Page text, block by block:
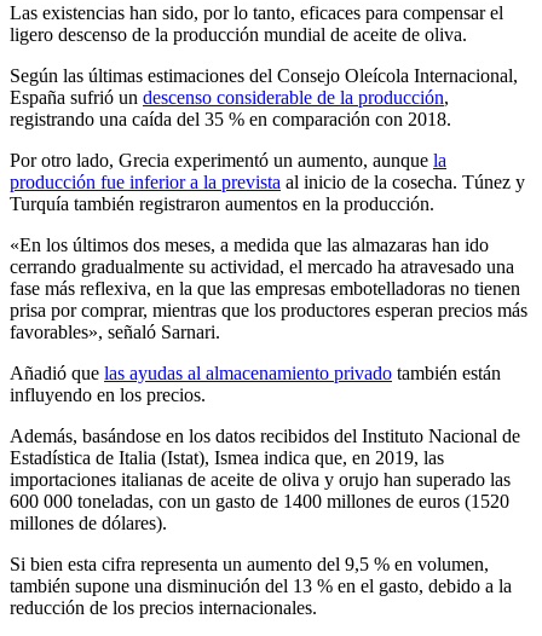
Las existencias han sido, por lo tanto, eficaces para compensar el
ligero descenso de la producción mundial de aceite de oliva.
Según las últimas estimaciones del Consejo Oleícola Internacional,
España sufrió un descenso considerable de la producción,
registrando una caída del 35 % en comparación con 2018.
Por otro lado, Grecia experimentó un aumento, aunque la
producción fue inferior a la prevista al inicio de la cosecha. Túnez y
Turquía también registraron aumentos en la producción.
«En los últimos dos meses, a medida que las almazaras han ido
cerrando gradualmente su actividad, el mercado ha atravesado una
fase más reflexiva, en la que las empresas embotelladoras no tienen
prisa por comprar, mientras que los productores esperan precios más
favorables», señaló Sarnari.
Añadió que las ayudas al almacenamiento privado también están
influyendo en los precios.
Además, basándose en los datos recibidos del Instituto Nacional de
Estadística de Italia (Istat), Ismea indica que, en 2019, las
importaciones italianas de aceite de oliva y orujo han superado las
600 000 toneladas, con un gasto de 1400 millones de euros (1520
millones de dólares).
Si bien esta cifra representa un aumento del 9,5 % en volumen,
también supone una disminución del 13 % en el gasto, debido a la
reducción de los precios internacionales.